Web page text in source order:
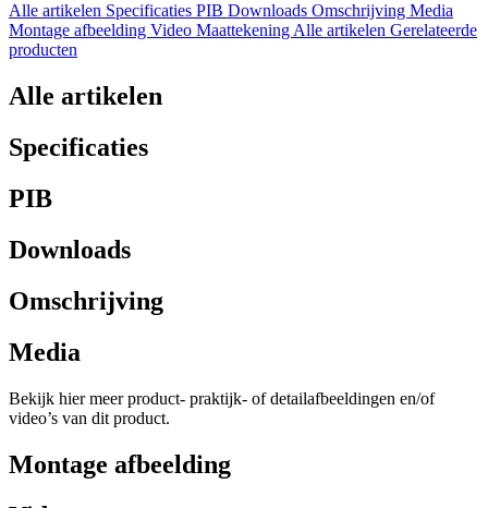
Alle artikelen Specificaties PIB Downloads Omschrijving Media
Montage afbeelding Video MaattekeningAlle artikelen Gerelateerde
producten
Alle artikelen
Specificaties
PIB
Downloads
Omschrijving
Media
Bekijk hier meer product- praktijk- of detailafbeeldingen en/of
video’s van dit product.
Montage afbeelding